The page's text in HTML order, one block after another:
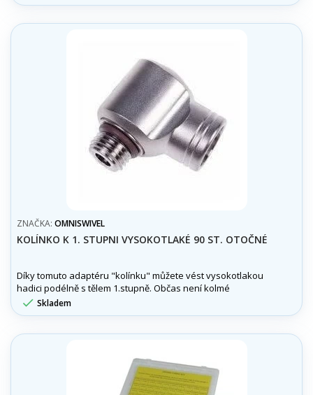
ZNAČKA: OMNISWIVEL
KOLÍNKO K 1. STUPNI VYSOKOTLAKÉ 90 ST. OTOČNÉ
Díky tomuto adaptéru "kolínku" můžete vést vysokotlakou
hadici podélně s tělem 1.stupně. Občas není kolmé
napojení na 1stupeň úplně ideální.
 Skladem